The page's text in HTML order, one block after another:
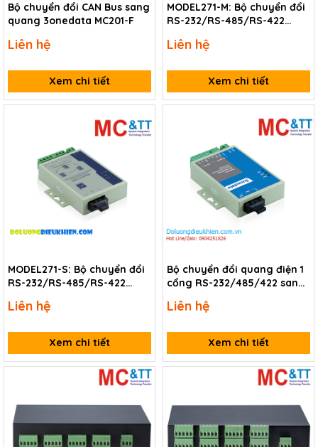
Bộ chuyển đổi CAN Bus sang
quang 3onedata MC201-F
Liên hệ
Xem chi tiết
MODEL271-M: Bộ chuyển đổi
RS-232/RS-485/RS-422
3Onedata
Liên hệ
Xem chi tiết
MODEL271-S: Bộ chuyển đổi
RS-232/RS-485/RS-422
3Onedata
Liên hệ
Xem chi tiết
Bộ chuyển đổi quang điện 1
cổng RS-232/485/422 sang
Liên hệ
Xem chi tiết